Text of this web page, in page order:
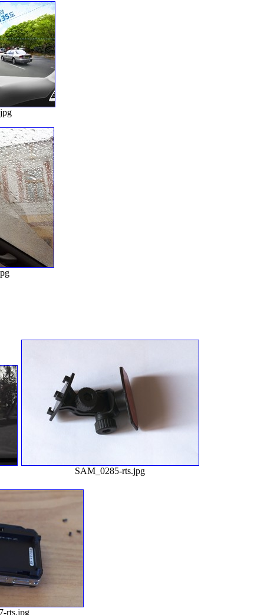
SAM_0285-rts.jpg
rts.jpg